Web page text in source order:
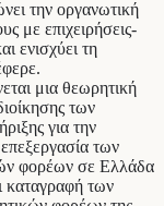
την οργανωτική
με επιχειρήσεις-
ενισχύει τη
μια θεωρητική
των
για την
των
φορέων σε Ελλάδα
καταγραφή των